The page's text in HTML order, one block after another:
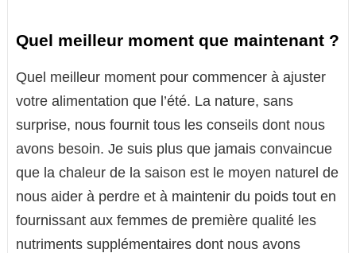
Quel meilleur moment que maintenant ?
Quel meilleur moment pour commencer à ajuster
votre alimentation que l’été. La nature, sans
surprise, nous fournit tous les conseils dont nous
avons besoin. Je suis plus que jamais convaincue
que la chaleur de la saison est le moyen naturel de
nous aider à perdre et à maintenir du poids tout en
fournissant aux femmes de première qualité les
nutriments supplémentaires dont nous avons